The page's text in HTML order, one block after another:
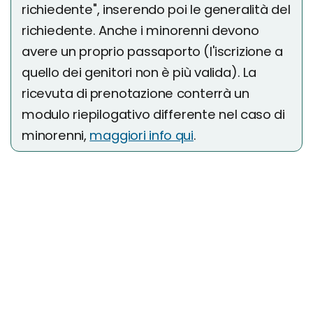
richiedente", inserendo poi le generalità del
richiedente. Anche i minorenni devono
avere un proprio passaporto (l'iscrizione a
quello dei genitori non è più valida). La
ricevuta di prenotazione conterrà un
modulo riepilogativo differente nel caso di
minorenni, maggiori info qui.